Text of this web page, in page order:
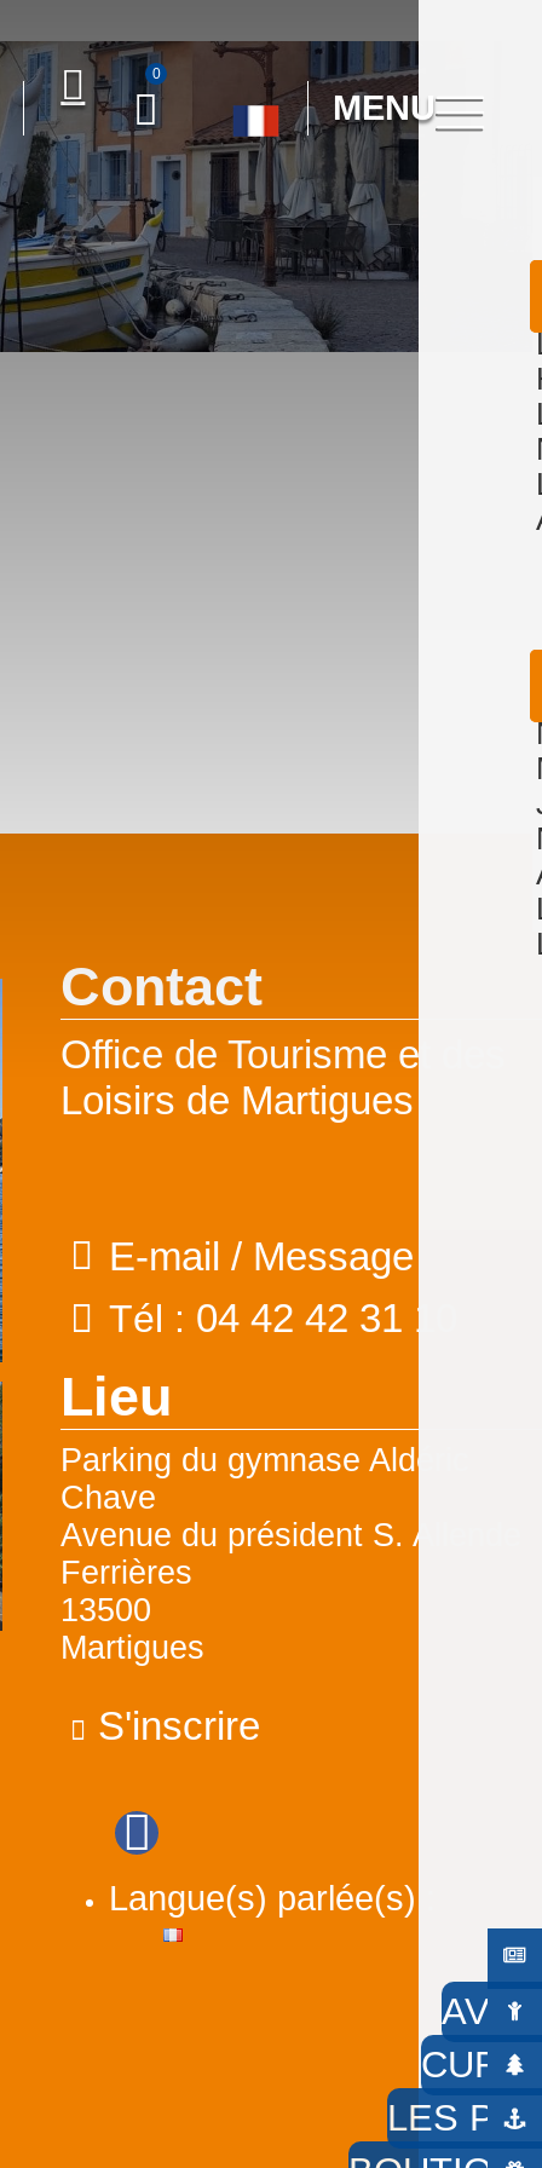
0
MENU
LES
Contact
Office de Tourisme et des
Loisirs de Martigues
E-mail / Message
Tél : 04 42 42 31 10
Lieu
Parking du gymnase Aldéric
Chave
Avenue du président S. Allende
Ferrières
13500
Martigues
S'inscrire
Langue(s) parlée(s) :